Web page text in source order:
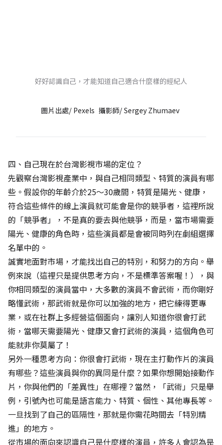
好好認識自己，才能知道自己適合什麼樣的經紀人
圖片出處/ Pexels 攝影師/ Sergey Zhumaev
四、自己現在於台灣影視市場的定位？
先觀察台灣影視產業中，與自己相同類型、特質的演員有哪
些。假設你的年齡介於25～30歲間，特質是陽光、健康，
符合這些條件的線上演員就可能會是你的競爭者，這裡所說
的「競爭者」，不是真的要去與他競爭，而是，當市場需要
陽光、健康的角色時，這些演員都是會被同時列在劇組選擇
名單中的。
誠實地面對市場，才能找出自己的特別，和努力的方向。舉
例來說（這裡只是提供思考方向，不是標準答案喔！），與
你相同類型的演員當中，大多數的演員不會武術，而你剛好
略懂武術，那武術就是你可以加強的地方，把它練得更專
業，或在社群上多經營這個面向，讓別人知道你很會打武
術，當哪天需要陽光、健康又會打武術的演員，這個角色可
能就非你莫屬了！
另外一種思考方向：你很會打武術，現在主打動作片的演員
有哪些？這些演員與你的異同是什麼？如果你想開始接動作
片，你與他們的「差異性」在哪裡？當然，「武術」只是舉
例，引號內也可能是語言能力、特質、個性、其他專長等。
一旦找到了自己的區隔性，那就是你需花時間去「特別精
進」的地方。
從市場的面向來認識自己是什麼樣的演員，許多人會認為是